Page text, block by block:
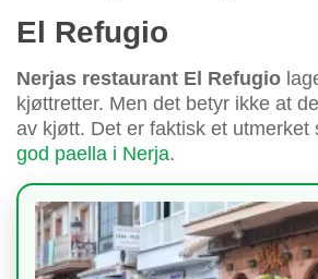
El Refugio
Nerjas restaurant El Refugio
kjøttretter. Men det betyr ikke at
av kjøtt. Det er faktisk et utmerket
god paella i Nerja.